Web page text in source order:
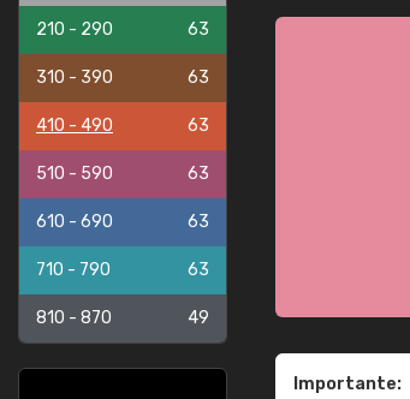
210 - 290 63
310 - 390 63
410 - 490 63
510 - 590 63
610 - 690 63
710 - 790 63
810 - 870 49
Importante: